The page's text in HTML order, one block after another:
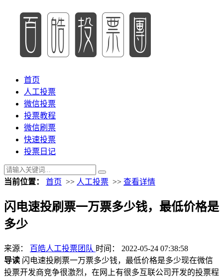
首页
人工投票
微信投票
投票教程
微信刷票
快速投票
投票日记
当前位置： 首页 >> 人工投票 >> 查看详情
闪电速投刷票一万票多少钱，最低价格是
多少
来源： 百皓人工投票团队 时间： 2022-05-24 07:38:58
导读 闪电速投刷票一万票多少钱，最低价格是多少现在微信
投票开发商竞争很激烈，在网上有很多互联公司开发的投票程